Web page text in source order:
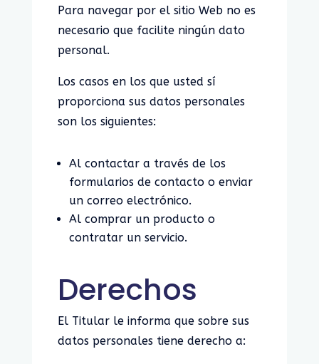
Para navegar por el sitio Web no es
necesario que facilite ningún dato
personal.
Los casos en los que usted sí
proporciona sus datos personales
son los siguientes:
Al contactar a través de los
formularios de contacto o enviar
un correo electrónico.
Al comprar un producto o
contratar un servicio.
Derechos
El Titular le informa que sobre sus
datos personales tiene derecho a: